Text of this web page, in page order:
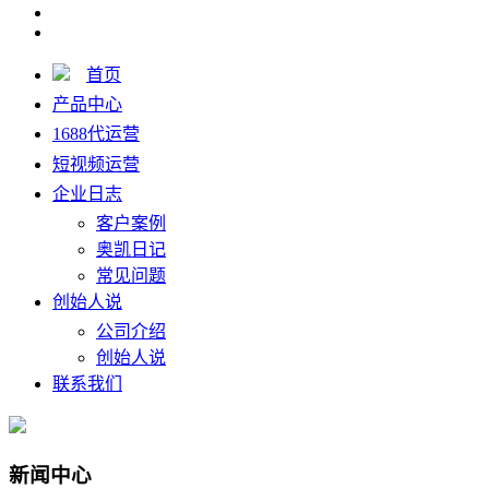
首页
产品中心
1688代运营
短视频运营
企业日志
客户案例
奥凯日记
常见问题
创始人说
公司介绍
创始人说
联系我们
新闻中心